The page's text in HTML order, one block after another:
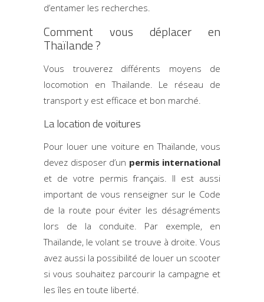
d’entamer les recherches.
Comment vous déplacer en
Thaïlande ?
Vous trouverez différents moyens de
locomotion en Thaïlande. Le réseau de
transport y est efficace et bon marché.
La location de voitures
Pour louer une voiture en Thaïlande, vous
devez disposer d’un permis international
et de votre permis français. Il est aussi
important de vous renseigner sur le Code
de la route pour éviter les désagréments
lors de la conduite. Par exemple, en
Thaïlande, le volant se trouve à droite. Vous
avez aussi la possibilité de louer un scooter
si vous souhaitez parcourir la campagne et
les îles en toute liberté.